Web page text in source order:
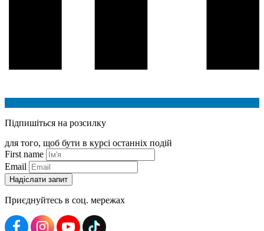
Підпишіться на розсилку
для того, щоб бути в курсі останніх подій
First name
Email
Приєднуйтесь в соц. мережах